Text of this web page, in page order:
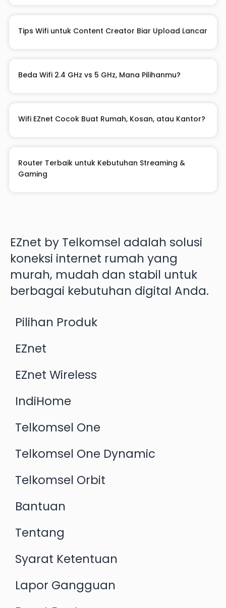
Tips Wifi untuk Content Creator Biar Upload Lancar
Beda Wifi 2.4 GHz vs 5 GHz, Mana Pilihanmu?
Wifi EZnet Cocok Buat Rumah, Kosan, atau Kantor?
Router Terbaik untuk Kebutuhan Streaming &
Gaming
EZnet by Telkomsel adalah solusi
koneksi internet rumah yang
murah, mudah dan stabil untuk
berbagai kebutuhan digital Anda.
Pilihan Produk
EZnet
EZnet Wireless
IndiHome
Telkomsel One
Telkomsel One Dynamic
Telkomsel Orbit
Bantuan
Tentang
Syarat Ketentuan
Lapor Gangguan